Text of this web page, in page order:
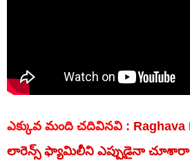
ఎక్కువ మంది చదివినవి :
లారెన్స్ ఫ్యామిలీని ఎప్పుడైనా